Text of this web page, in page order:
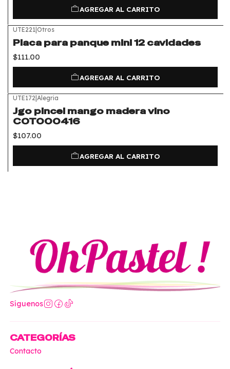
AGREGAR AL CARRITO
UTE221|Otros
Placa para panque mini 12 cavidades
$111.00
AGREGAR AL CARRITO
UTE172|Alegria
Jgo pincel mango madera vino
COT000416
$107.00
AGREGAR AL CARRITO
Síguenos
CATEGORÍAS
Contacto